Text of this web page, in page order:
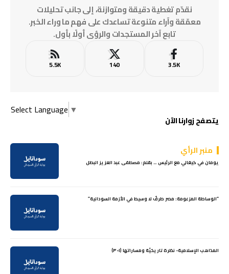
نقدّم تغطية دقيقة ومتوازنة، إلى جانب تحليلات
معمّقة وآراء متنوعة تساعدك على فهم ما وراء الخبر.
تابع آخر المستجدات والرؤى أولًا بأول.
3.5K
140
5.5K
Select Language ▼
يتصفح زوارنا الآن
منبر الرأي
يومان في كيغالي مع الرئيس … بقلم: مصطفى عبد العزيز البطل
“الوساطة المزعومة: مصر طرفٌ لا وسيط في الأزمة السودانية”
المذاهب الإسلامية- نظرة تاريخيّة ومساراتها (١-٣)